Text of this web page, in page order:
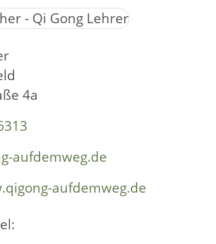
4a
aufdemweg.de
aufdemweg.de